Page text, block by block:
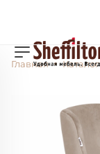
Главная Каталог